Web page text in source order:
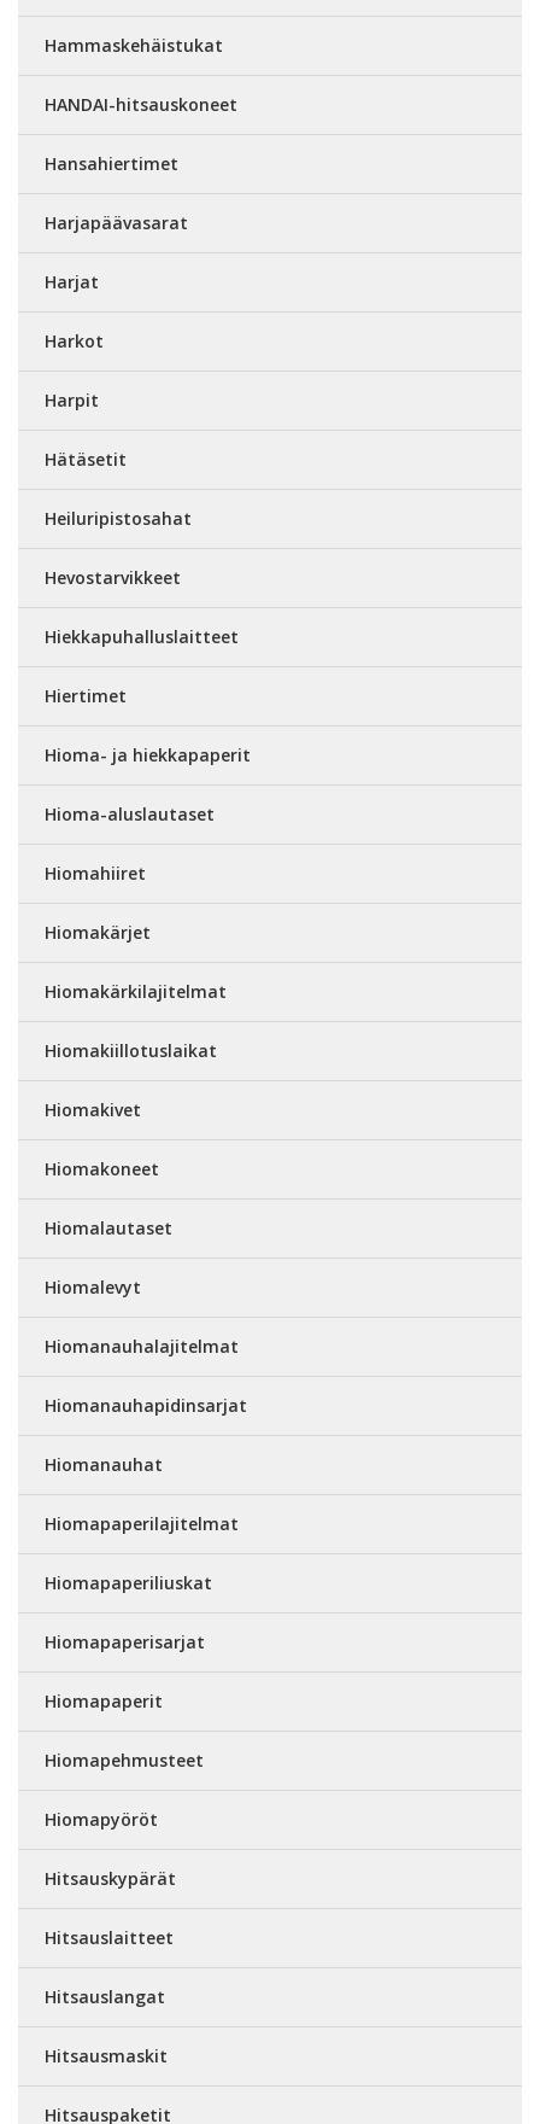
Hammaskehäistukat
HANDAI-hitsauskoneet
Hansahiertimet
Harjapäävasarat
Harjat
Harkot
Harpit
Hätäsetit
Heiluripistosahat
Hevostarvikkeet
Hiekkapuhalluslaitteet
Hiertimet
Hioma- ja hiekkapaperit
Hioma-aluslautaset
Hiomahiiret
Hiomakärjet
Hiomakärkilajitelmat
Hiomakiillotuslaikat
Hiomakivet
Hiomakoneet
Hiomalautaset
Hiomalevyt
Hiomanauhalajitelmat
Hiomanauhapidinsarjat
Hiomanauhat
Hiomapaperilajitelmat
Hiomapaperiliuskat
Hiomapaperisarjat
Hiomapaperit
Hiomapehmusteet
Hiomapyöröt
Hitsauskypärät
Hitsauslaitteet
Hitsauslangat
Hitsausmaskit
Hitsauspaketit